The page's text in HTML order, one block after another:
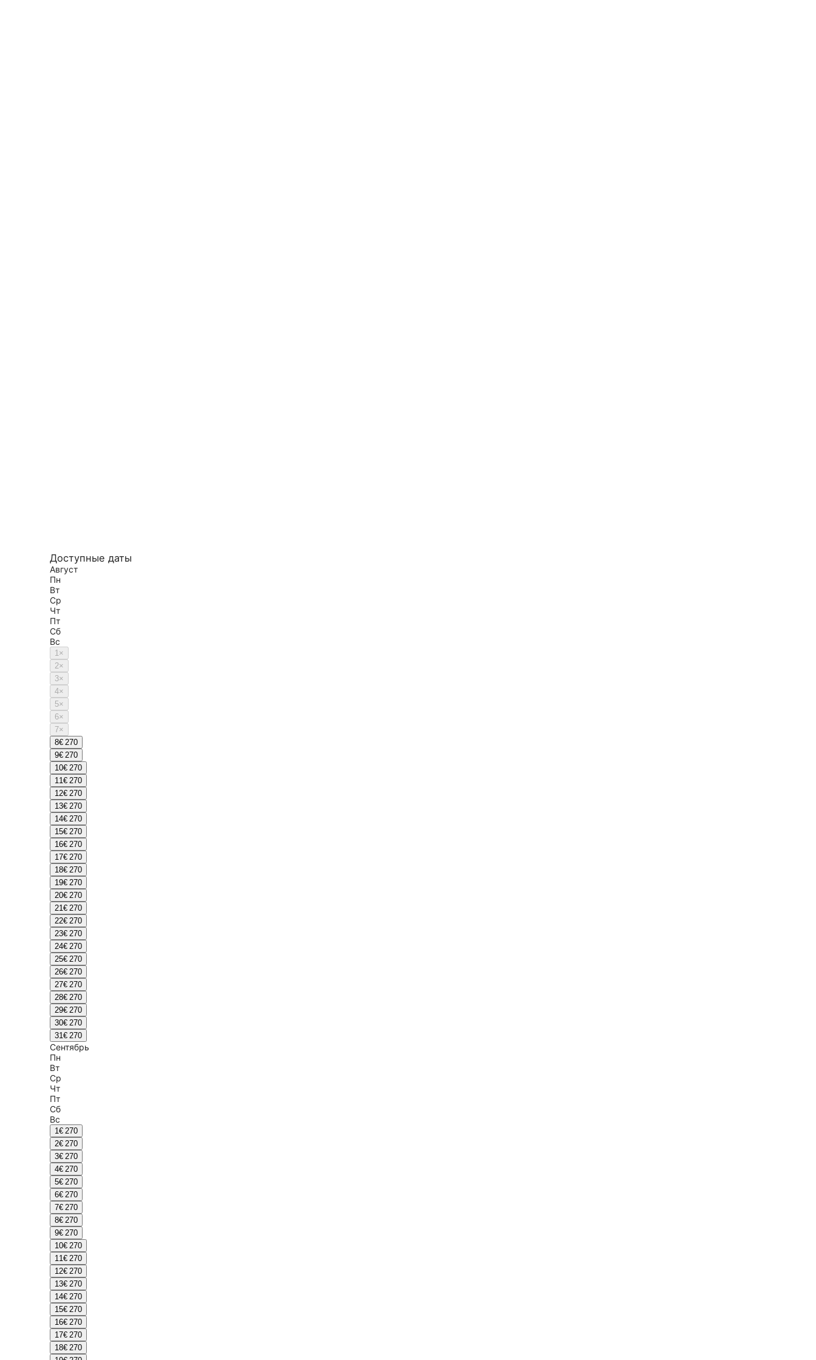
Доступные даты
Август
Пн
Вт
Ср
Чт
Пт
Сб
Вс
1×
2×
3×
4×
5×
6×
7×
8€ 270
9€ 270
10€ 270
11€ 270
12€ 270
13€ 270
14€ 270
15€ 270
16€ 270
17€ 270
18€ 270
19€ 270
20€ 270
21€ 270
22€ 270
23€ 270
24€ 270
25€ 270
26€ 270
27€ 270
28€ 270
29€ 270
30€ 270
31€ 270
Сентябрь
Пн
Вт
Ср
Чт
Пт
Сб
Вс
1€ 270
2€ 270
3€ 270
4€ 270
5€ 270
6€ 270
7€ 270
8€ 270
9€ 270
10€ 270
11€ 270
12€ 270
13€ 270
14€ 270
15€ 270
16€ 270
17€ 270
18€ 270